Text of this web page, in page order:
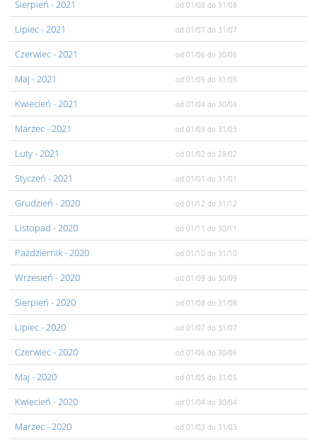
Sierpień - 2021 od 01/08 do 31/08
Lipiec- 2021 od 01/07 do 31/07
Czerwiec- 2021 od 01/06 do 30/06
Maj - 2021 od 01/05 do 31/05
Kwiecień - 2021 od 01/04 do 30/04
Marzec- 2021 od 01/03 do 31/03
Luty- 2021 od 01/02 do 28/02
Styczeń - 2021 od 01/01 do 31/01
Grudzień - 2020 od 01/12 do 31/12
Listopad - 2020 od 01/11 do 30/11
Pażdziernik- 2020 od 01/10 do 31/10
Wrzesień - 2020 od 01/09 do 30/09
Sierpień - 2020 od 01/08 do 31/08
Lipiec- 2020 od 01/07 do 31/07
Czerwiec- 2020 od 01/06 do 30/06
Maj - 2020 od 01/05 do 31/05
Kwiecień - 2020 od 01/04 do 30/04
Marzec- 2020 od 01/03 do 31/03